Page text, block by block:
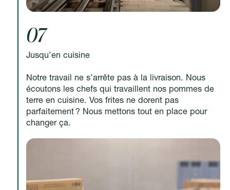
07
Jusqu’en cuisine
Notre travail ne s’arrête pas à la livraison. Nous
écoutons les chefs qui travaillent nos pommes de
terre en cuisine. Vos frites ne dorent pas
parfaitement ? Nous mettons tout en place pour
changer ça.